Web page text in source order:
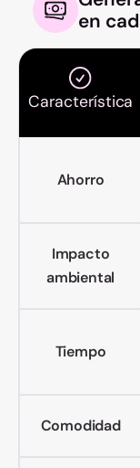
en
Característica
Ahorro
Impacto
ambiental
Tiempo
Comodidad